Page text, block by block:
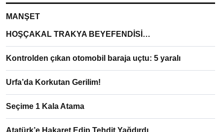
MANŞET
HOŞÇAKAL TRAKYA BEYEFENDİSİ…
Kontrolden çıkan otomobil baraja uçtu: 5 yaralı
Urfa’da Korkutan Gerilim!
Seçime 1 Kala Atama
Atatürk’e Hakaret Edip Tehdit Yağdırdı